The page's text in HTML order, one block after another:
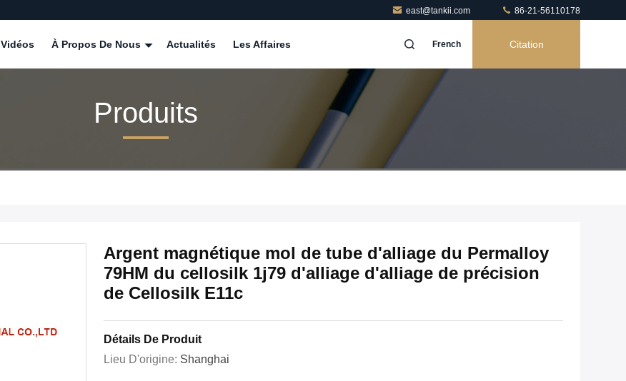
east@tankii.com 86-21-56110178
Vidéos À Propos De Nous Actualités Les Affaires French Citation
Produits
Argent magnétique mol de tube d'alliage du Permalloy
79HM du cellosilk 1j79 d'alliage d'alliage de précision
de Cellosilk E11c
Détails De Produit
Lieu D'origine: Shanghai